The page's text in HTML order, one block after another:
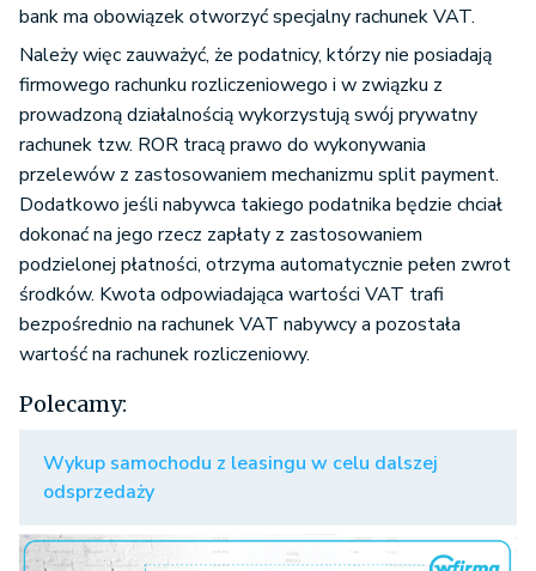
bank ma obowiązek otworzyć specjalny rachunek VAT.
Należy więc zauważyć, że podatnicy, którzy nie posiadają
firmowego rachunku rozliczeniowego i w związku z
prowadzoną działalnością wykorzystują swój prywatny
rachunek tzw. ROR tracą prawo do wykonywania
przelewów z zastosowaniem mechanizmu split payment.
Dodatkowo jeśli nabywca takiego podatnika będzie chciał
dokonać na jego rzecz zapłaty z zastosowaniem
podzielonej płatności, otrzyma automatycznie pełen zwrot
środków. Kwota odpowiadająca wartości VAT trafi
bezpośrednio na rachunek VAT nabywcy a pozostała
wartość na rachunek rozliczeniowy.
Polecamy:
Wykup samochodu z leasingu w celu dalszej
odsprzedaży